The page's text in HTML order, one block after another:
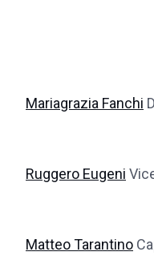
Mariagrazia Fanchi
Ruggero Eugeni
Matteo Tarantino